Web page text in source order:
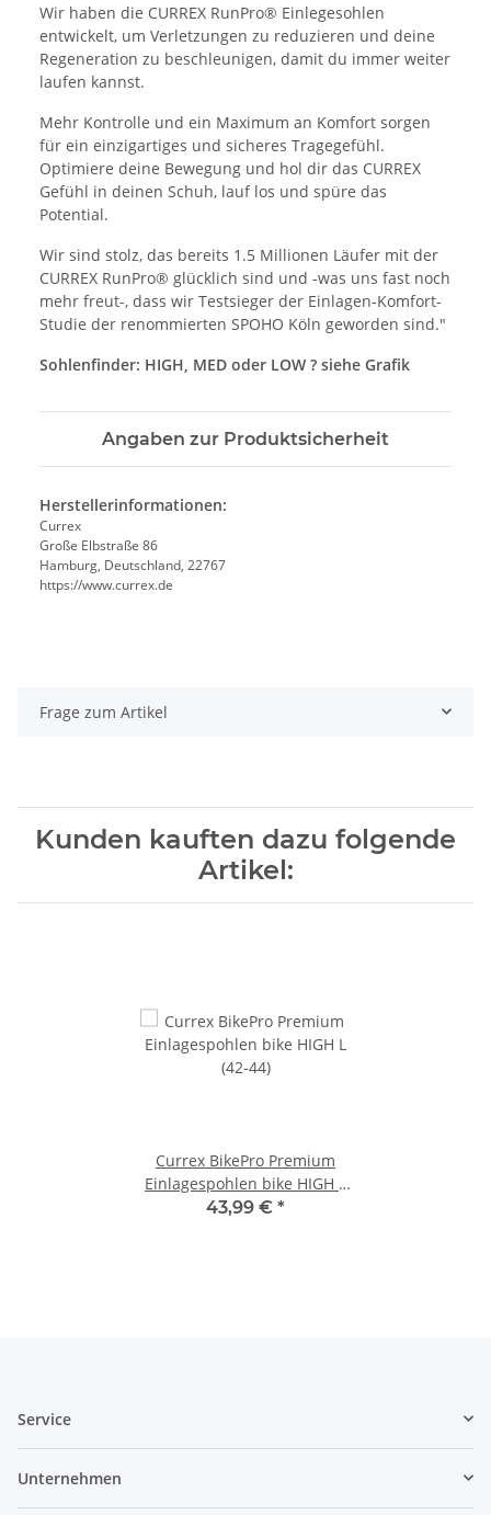
Wir haben die CURREX RunPro® Einlegesohlen
entwickelt, um Verletzungen zu reduzieren und deine
Regeneration zu beschleunigen, damit du immer weiter
laufen kannst.
Mehr Kontrolle und ein Maximum an Komfort sorgen
für ein einzigartiges und sicheres Tragegefühl.
Optimiere deine Bewegung und hol dir das CURREX
Gefühl in deinen Schuh, lauf los und spüre das
Potential.
Wir sind stolz, das bereits 1.5 Millionen Läufer mit der
CURREX RunPro® glücklich sind und -was uns fast noch
mehr freut-, dass wir Testsieger der Einlagen-Komfort-
Studie der renommierten SPOHO Köln geworden sind."
Sohlenfinder: HIGH, MED oder LOW ? siehe Grafik
Angaben zur Produktsicherheit
Herstellerinformationen:
Currex
Große Elbstraße 86
Hamburg, Deutschland, 22767
https://www.currex.de
Frage zum Artikel
Kunden kauften dazu folgende
Artikel:
Currex BikePro Premium
Einlagespohlen bike HIGH L
(42-44)
43,99 € *
Service
Unternehmen